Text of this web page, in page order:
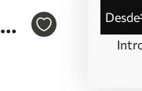
desde